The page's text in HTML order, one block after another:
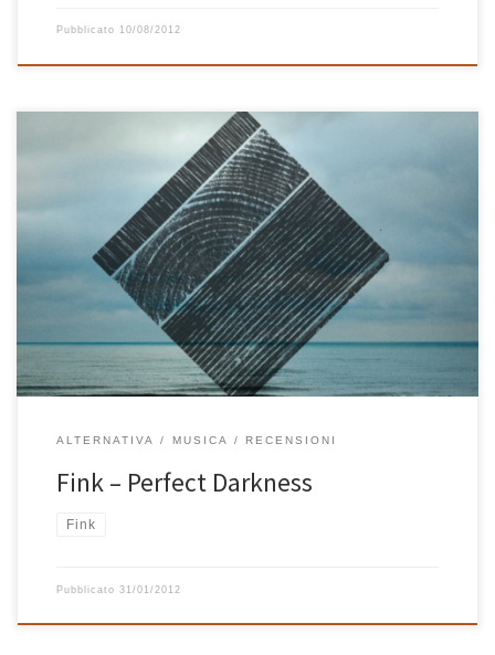
Pubblicato 10/08/2012
Affascinante è il primo aggettivo che mi viene in mente per
presentarvi Perfect Darkness, l’ultimo album di Fink, veramente
perfetto per un rilassato ascolto. Il dj cantautore che viene da
Bristol libera tutta la creatività e il grande talento già mostrati nei
precedenti dischi. E’ sempre il suo particolare timbro di […]
ALTERNATIVA MUSICA RECENSIONI
Fink – Perfect Darkness
Fink
Pubblicato 31/01/2012